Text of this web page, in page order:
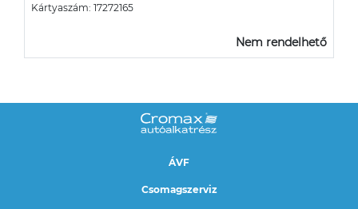
Kártyaszám: 17272165
Nem rendelhető
ÁVF
Csomagszerviz